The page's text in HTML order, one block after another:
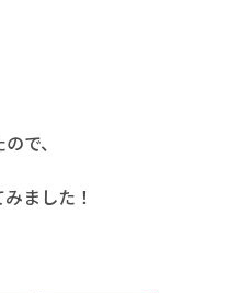
で、
ました！